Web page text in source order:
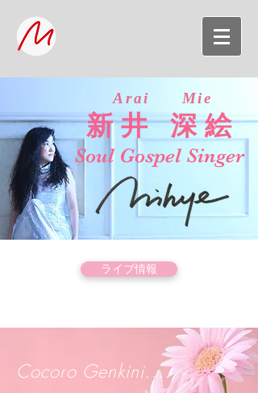
Arai Mie
新井 深絵
Soul Gospel Singer
ライブ情報
Cocoro Genkini....